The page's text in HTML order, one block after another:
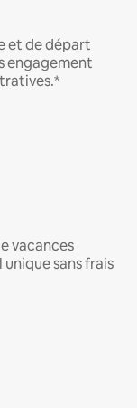
et de départ
engagement
vacances
sans frais